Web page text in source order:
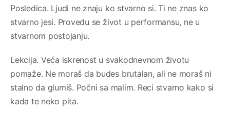
Posledica. Ljudi ne znaju ko stvarno si. Ti ne znas ko
stvarno jesi. Provedu se život u performansu, ne u
stvarnom postojanju.
Lekcija. Veća iskrenost u svakodnevnom životu
pomaže. Ne moraš da budes brutalan, ali ne moraš ni
stalno da glumiš. Počni sa malim. Reci stvarno kako si
kada te neko pita.